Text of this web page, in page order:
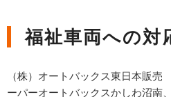
福祉車両への対
（株）オートバックス東日本販
ーパーオートバックスかしわ沼南